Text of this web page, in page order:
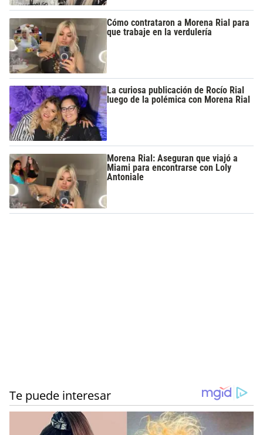
Cómo contrataron a Morena Rial para
que trabaje en la verdulería
La curiosa publicación de Rocío Rial
luego de la polémica con Morena Rial
Morena Rial: Aseguran que viajó a
Miami para encontrarse con Loly
Antoniale